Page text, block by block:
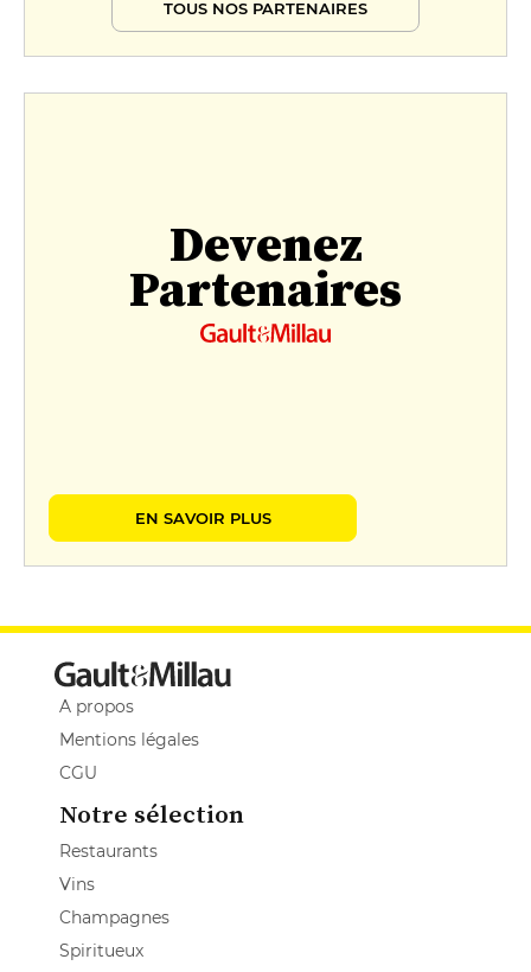
TOUS NOS PARTENAIRES
Devenez
Partenaires
EN SAVOIR PLUS
A propos
Mentions légales
CGU
Notre sélection
Restaurants
Vins
Champagnes
Spiritueux